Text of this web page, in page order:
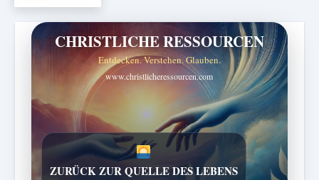
CHRISTLICHE RESSOURCEN
Entdecken. Verstehen. Glauben.
www.christlicheressourcen.com
SPUREN DER SCHÖPFUNG